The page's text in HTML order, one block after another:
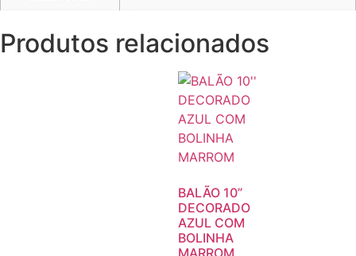
Produtos relacionados
BALÃO 10”
DECORADO
AZUL COM
BOLINHA
MARROM